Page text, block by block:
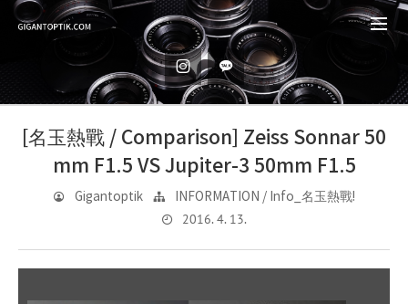
[名玉熱戰 / Comparison] Zeiss Sonnar 50
mm F1.5 VS Jupiter-3 50mm F1.5
Gigantoptik INFORMATION / Info_名玉熱戰!
2016. 4. 13.